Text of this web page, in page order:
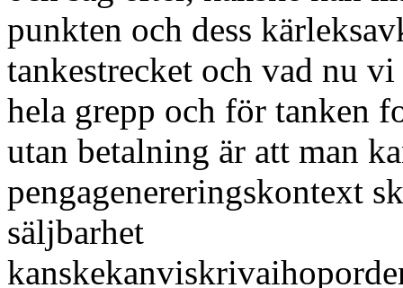
punkten och dess
tankestrecket och vad nu
hela grepp och för tanken
utan betalning är att man
pengagenereringskontext
säljbarhet